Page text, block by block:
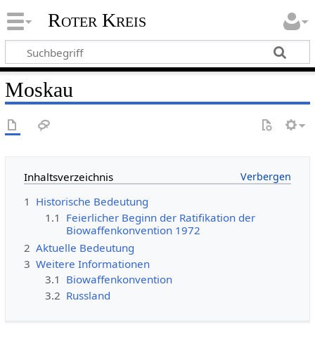
Roter Kreis
Moskau
Inhaltsverzeichnis
1 Historische Bedeutung
1.1 Feierlicher Beginn der Ratifikation der
Biowaffenkonvention 1972
2 Aktuelle Bedeutung
3 Weitere Informationen
3.1 Biowaffenkonvention
3.2 Russland